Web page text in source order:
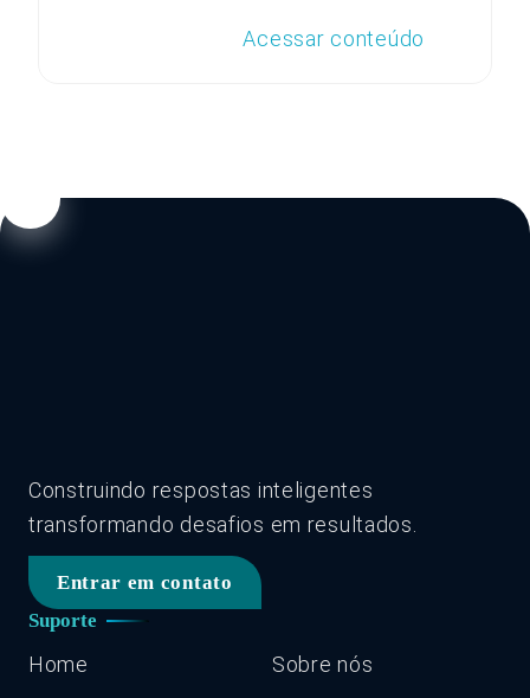
Acessar conteúdo
Construindo respostas inteligentes
transformando desafios em resultados.
Entrar em contato
Suporte
Home
Sobre nós